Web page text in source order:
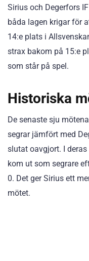
Sirius och Degerfors
båda lagen krigar för
14:e plats i
strax bakom på 15:e
som står på spel.
Historiska
De senaste sju
segrar jämfört med
slutat oavgjort. I
kom ut som segrare
0. Det ger Sirius ett
mötet.